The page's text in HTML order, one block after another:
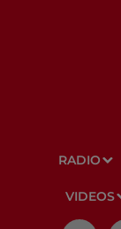
RADIO
VIDEOS